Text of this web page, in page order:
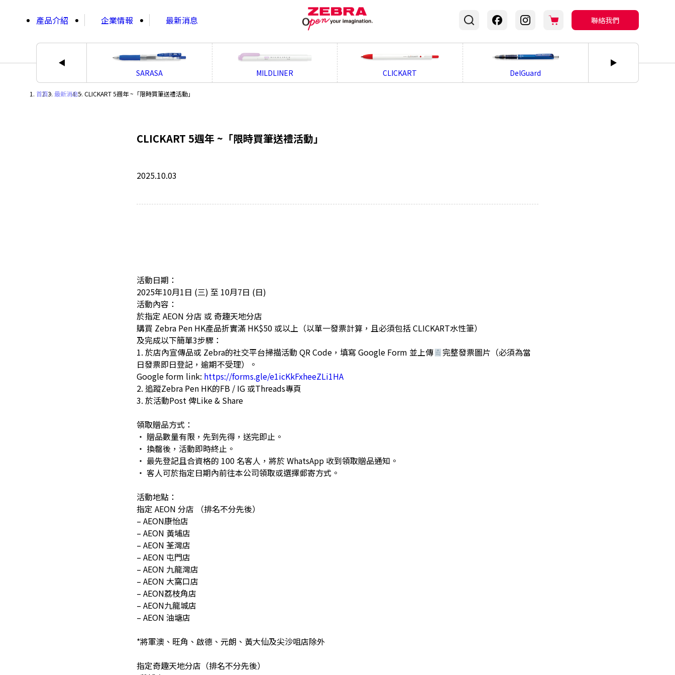
產品介紹
企業情報 最新消息 聯絡我們
SARASA MILDLINER CLICKART DelGuard
首頁・ 最新消息・ CLICKART 5週年 ~「限時買筆送禮活動」
CLICKART 5週年 ~「限時買筆送禮活動」
2025.10.03
活動日期：
2025年10月1日 (三) 至 10月7日 (日)
活動內容：
於指定 AEON 分店 或 奇趣天地分店
購買 Zebra Pen HK產品折實滿 HK$50 或以上（以單一發票計算，且必須包括 CLICKART水性筆）
及完成以下簡單3步驟：
1. 於店內宣傳品或 Zebra的社交平台掃描活動 QR Code，填寫 Google Form 並上傳
完整發票圖片（必須為當
日發票即日登記，逾期不受理）。
Google form link: https://forms.gle/e1icKkFxheeZLi1HA
2. 追蹤Zebra Pen HK的FB / IG 或Threads專頁
3. 於活動Post 俾Like & Share
領取贈品方式：
‧ 贈品數量有限，先到先得，送完即止。
‧ 換罄後，活動即時終止。
‧ 最先登記且合資格的 100 名客人，將於 WhatsApp 收到領取贈品通知。
‧ 客人可於指定日期內前往本公司領取或選擇郵寄方式。
活動地點：
指定 AEON 分店 （排名不分先後）
– AEON康怡店
– AEON 黃埔店
– AEON 荃灣店
– AEON 屯門店
– AEON 九龍灣店
– AEON 大窩口店
– AEON荔枝角店
– AEON九龍城店
– AEON 油塘店
*將軍澳、旺角、啟德、元朗、黃大仙及尖沙咀店除外
指定奇趣天地分店（排名不分先後）